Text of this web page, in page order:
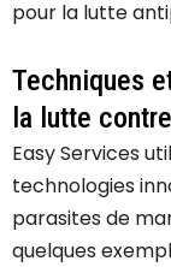
pour la lutte
Techniques
la lutte
Easy Services
technologies
parasites de
quelques